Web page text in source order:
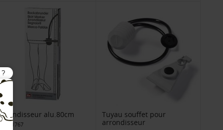
alu.80cm
611767
Tuyau souffet pour
arrondisseur